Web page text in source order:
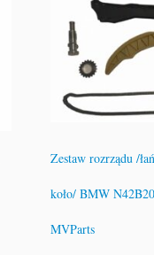
Zestaw rozrządu /
koło/ BMW
MVParts